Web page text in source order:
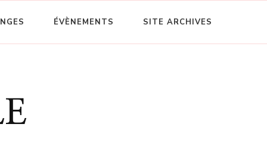
ÉVÈNEMENTS SITE ARCHIVES